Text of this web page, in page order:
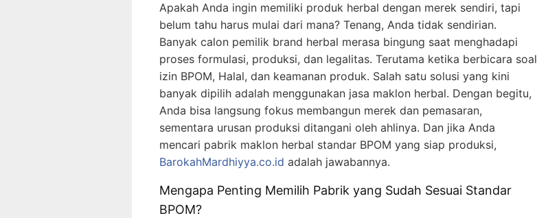
Apakah Anda ingin memiliki produk herbal dengan merek sendiri, tapi
belum tahu harus mulai dari mana? Tenang, Anda tidak sendirian.
Banyak calon pemilik brand herbal merasa bingung saat menghadapi
proses formulasi, produksi, dan legalitas. Terutama ketika berbicara soal
izin BPOM, Halal, dan keamanan produk. Salah satu solusi yang kini
banyak dipilih adalah menggunakan jasa maklon herbal. Dengan begitu,
Anda bisa langsung fokus membangun merek dan pemasaran,
sementara urusan produksi ditangani oleh ahlinya. Dan jika Anda
mencari pabrik maklon herbal standar BPOM yang siap produksi,
BarokahMardhiyya.co.id adalah jawabannya.
Mengapa Penting Memilih Pabrik yang Sudah Sesuai Standar
BPOM?